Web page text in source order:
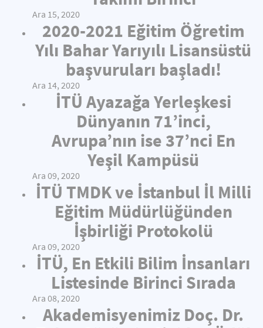
Ara 15, 2020
2020-2021 Eğitim Öğretim
Yılı Bahar Yarıyılı Lisansüstü
başvuruları başladı!
Ara 14, 2020
İTÜ Ayazağa Yerleşkesi
Dünyanın 71’inci,
Avrupa’nın ise 37’nci En
Yeşil Kampüsü
Ara 09, 2020
İTÜ TMDK ve İstanbul İl Milli
Eğitim Müdürlüğünden
İşbirliği Protokolü
Ara 09, 2020
İTÜ, En Etkili Bilim İnsanları
Listesinde Birinci Sırada
Ara 08, 2020
Akademisyenimiz Doç. Dr.